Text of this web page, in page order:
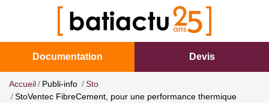
Documentation Devis
Accueil Publi-info
Sto
StoVentec FibreCement, pour une performance thermique